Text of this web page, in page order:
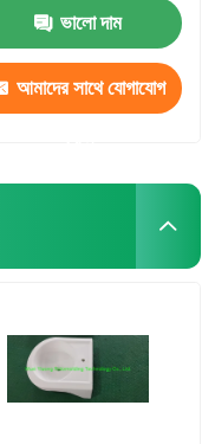
ভালো দাম
আমাদের সাথে যোগাযোগ